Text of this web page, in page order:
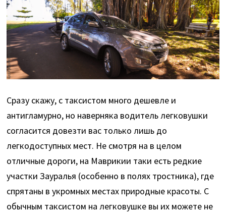
Сразу скажу, с таксистом много дешевле и
антигламурно, но наверняка водитель легковушки
согласится довезти вас только лишь до
легкодоступных мест. Не смотря на в целом
отличные дороги, на Маврикии таки есть редкие
участки Зауралья (особенно в полях тростника), где
спрятаны в укромных местах природные красоты. С
обычным таксистом на легковушке вы их можете не